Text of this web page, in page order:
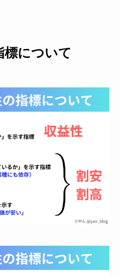
標について